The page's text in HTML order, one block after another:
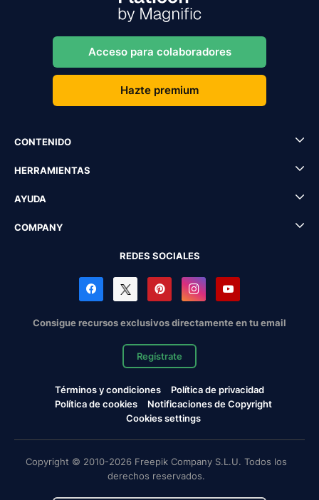
Acceso para colaboradores
Hazte premium
CONTENIDO
HERRAMIENTAS
AYUDA
COMPANY
REDES SOCIALES
Consigue recursos exclusivos directamente en tu email
Regístrate
Términos y condiciones
Política de privacidad
Política de cookies
Notificaciones de Copyright
Cookies settings
Copyright © 2010-2026 Freepik Company S.L.U. Todos los
derechos reservados.